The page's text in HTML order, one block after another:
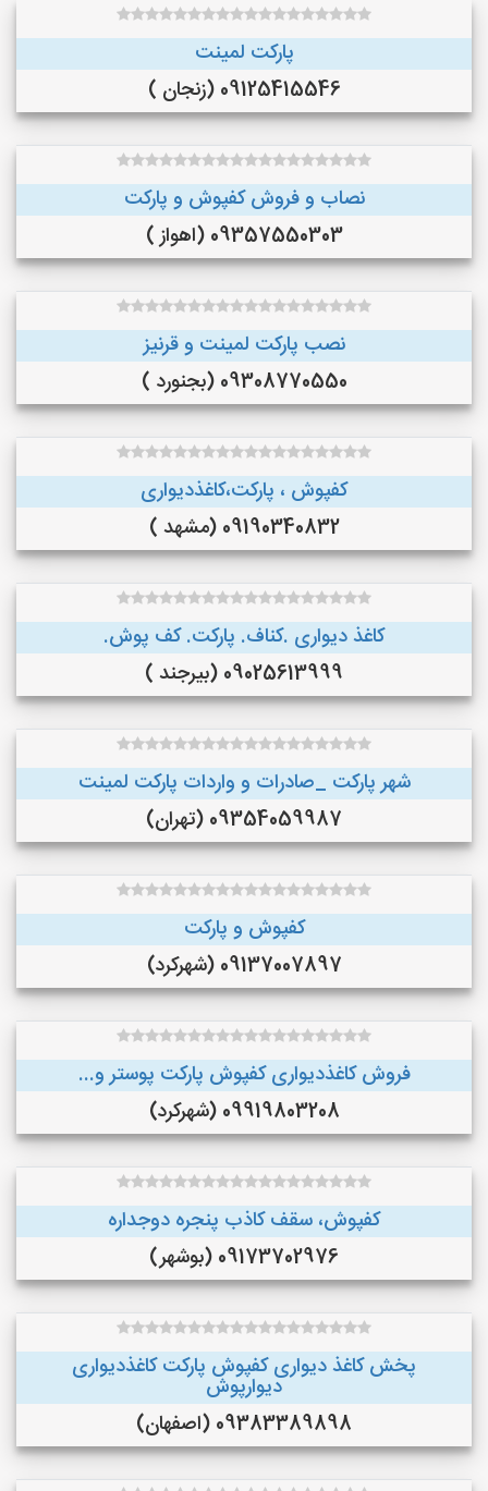
پارکت لمینت
09125415546 (زنجان )
نصاب و فروش کفپوش و پارکت
09357550303 (اهواز )
نصب پارکت لمینت و قرنیز
09308770550 (بجنورد )
کفپوش ، پارکت،کاغذدیواری
09190340832 (مشهد )
کاغذ دیواری .کناف. پارکت. کف پوش.
09025613999 (بیرجند )
شهر پارکت _صادرات و واردات پارکت لمینت
09354059987 (تهران)
کفپوش و پارکت
09137007897 (شهرکرد)
فروش کاغذدیواری کفپوش پارکت پوستر و...
09919803208 (شهرکرد)
کفپوش، سقف کاذب پنجره دوجداره
09173702976 (بوشهر)
پخش کاغذ دیواری کفپوش پارکت کاغذدیواری
دیوارپوش
09383389898 (اصفهان)